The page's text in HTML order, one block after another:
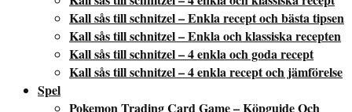
Kall sås till schnitzel – Enkla recept och bästa tipsen
Kall sås till schnitzel – Enkla och klassiska recepten
Kall sås till schnitzel – 4 enkla och goda recept
Kall sås till schnitzel – 4 enkla recept och jämförelse
Spel
Pokemon Trading Card Game – Köpguide Och